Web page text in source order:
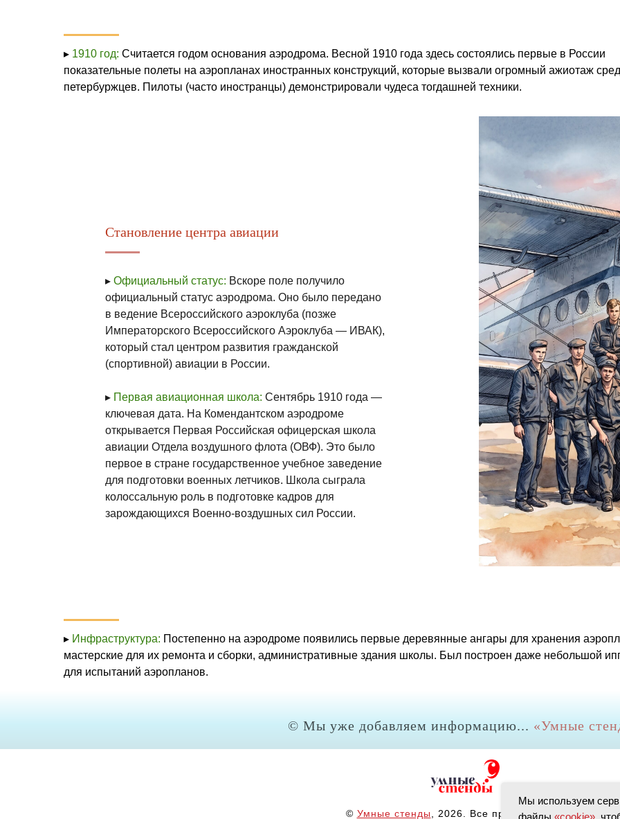
▸ 1910 год: Считается годом основания аэродрома. Весной 1910 года здесь состоялись первые в России
показательные полеты на аэропланах иностранных конструкций, которые вызвали огромный ажиотаж
петербуржцев. Пилоты (часто иностранцы) демонстрировали чудеса тогдашней техники.
Становление центра авиации
▸ Официальный статус: Вскоре поле получило
официальный статус аэродрома. Оно было передано
в ведение Всероссийского аэроклуба (позже
Императорского Всероссийского Аэроклуба — ИВАК),
который стал центром развития гражданской
(спортивной) авиации в России.
▸ Первая авиационная школа: Сентябрь 1910 года —
ключевая дата. На Комендантском аэродроме
открывается Первая Российская офицерская школа
авиации Отдела воздушного флота (ОВФ). Это было
первое в стране государственное учебное заведение
для подготовки военных летчиков. Школа сыграла
колоссальную роль в подготовке кадров для
зарождающихся Военно-воздушных сил России.
▸ Инфраструктура: Постепенно на аэродроме появились первые деревянные ангары для хранения
мастерские для их ремонта и сборки, административные здания школы. Был построен даже небольшой
для испытаний аэропланов.
© Мы уже добавляем информацию... «Умные
© Умные стенды, 2026. Все права защищены.
Мы используем
файлы «cookie» ,